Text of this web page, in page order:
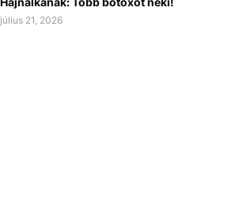
július 21, 2026